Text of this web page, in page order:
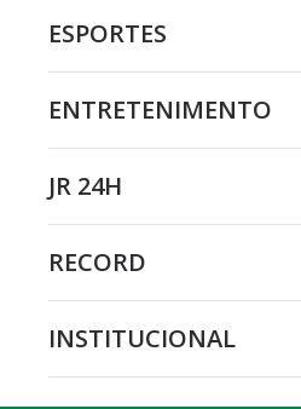
ESPORTES
ENTRETENIMENTO
JR 24H
RECORD
INSTITUCIONAL